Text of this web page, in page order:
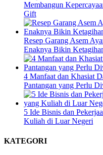
Membangun
Gift
Resep Garang Asem
Enaknya Bikin
4 Manfaat dan Khasiat
Pantangan yang Perlu
5 Ide Bisnis dan
Kuliah di Luar Negeri
KATEGORI